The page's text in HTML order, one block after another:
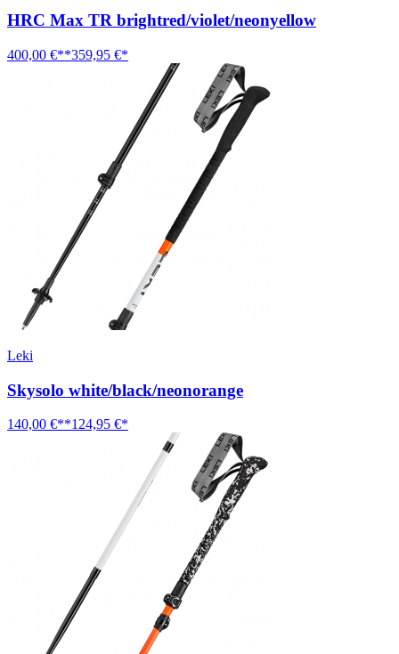
HRC Max TR brightred/violet/neonyellow
400,00 €**359,95 €*
Leki
Skysolo white/black/neonorange
140,00 €**124,95 €*